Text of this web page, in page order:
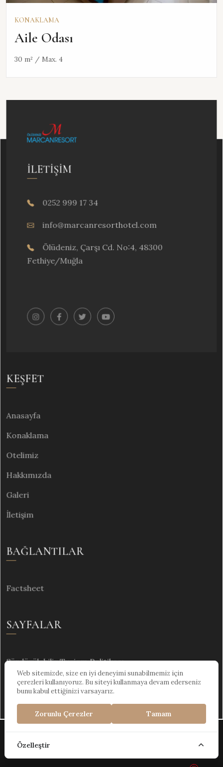
KONAKLAMA
Aile Odası
30 m² / Max. 4
Web sitemizde, size en iyi deneyimi sunabilmemiz için
çerezleri kullanıyoruz. Bu siteyi kullanmaya devam ederseniz
bunu kabul ettiğinizi varsayarız.
Zorunlu Çerezler Tamam
Özelleştir
İLETIŞIM
0252 999 17 34
info@marcanresorthotel.com
Ölüdeniz, Çarşı Cd. No:4, 48300
Fethiye/Muğla
KEŞFET
Anasayfa
Konaklama
Otelimiz
Hakkımızda
Galeri
İletişim
BAĞLANTILAR
Factsheet
SAYFALAR
Sürdürülebilir Turizm Politikası
Kültür ve Turizm Bakanlığı Turizm İşletme Belgesi :